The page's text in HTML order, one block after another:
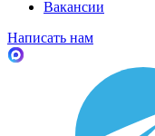
Вакансии
Написать нам